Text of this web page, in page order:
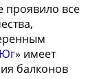
проявило все
» имеет
балконов